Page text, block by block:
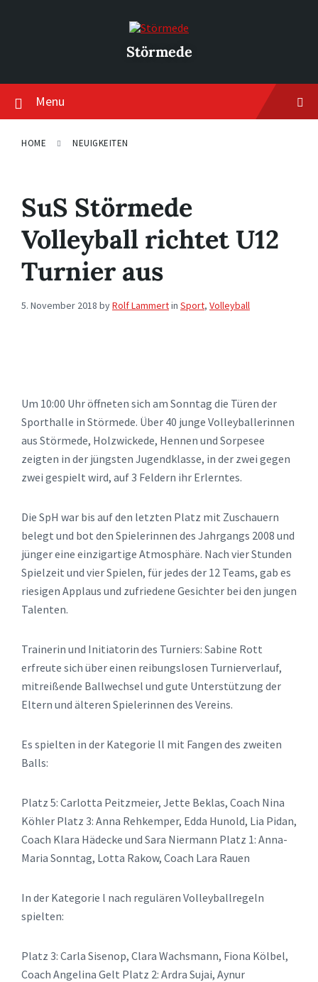
Störmede
Menu
HOME NEUIGKEITEN
SuS Störmede
Volleyball richtet U12
Turnier aus
5. November 2018 byRolf Lammertin Sport, Volleyball
Um 10:00 Uhr öffneten sich am Sonntag die Türen der
Sporthalle in Störmede. Über 40 junge Volleyballerinnen
aus Störmede, Holzwickede, Hennen und Sorpesee
zeigten in der jüngsten Jugendklasse, in der zwei gegen
zwei gespielt wird, auf 3 Feldern ihr Erlerntes.
Die SpH war bis auf den letzten Platz mit Zuschauern
belegt und bot den Spielerinnen des Jahrgangs 2008 und
jünger eine einzigartige Atmosphäre. Nach vier Stunden
Spielzeit und vier Spielen, für jedes der 12 Teams, gab es
riesigen Applaus und zufriedene Gesichter bei den jungen
Talenten.
Trainerin und Initiatorin des Turniers: Sabine Rott
erfreute sich über einen reibungslosen Turnierverlauf,
mitreißende Ballwechsel und gute Unterstützung der
Eltern und älteren Spielerinnen des Vereins.
Es spielten in der Kategorie ll mit Fangen des zweiten
Balls:
Platz 5: Carlotta Peitzmeier, Jette Beklas, Coach Nina
Köhler Platz 3: Anna Rehkemper, Edda Hunold, Lia Pidan,
Coach Klara Hädecke und Sara Niermann Platz 1: Anna-
Maria Sonntag, Lotta Rakow, Coach Lara Rauen
In der Kategorie l nach regulären Volleyballregeln
spielten:
Platz 3: Carla Sisenop, Clara Wachsmann, Fiona Kölbel,
Coach Angelina Gelt Platz 2: Ardra Sujai, Aynur